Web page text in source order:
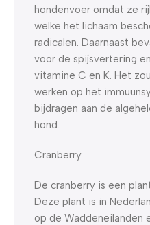
hondenvoer omdat ze
welke het lichaam
radicalen. Daarnaast
voor de spijsvertering
vitamine C en K. Het
werken op het
bijdragen aan de
hond.
Cranberry
De cranberry is een
Deze plant is in
op de Waddeneilanden